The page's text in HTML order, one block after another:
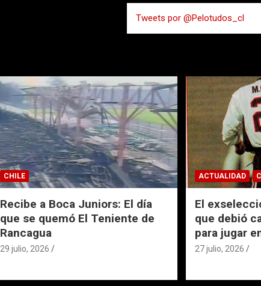
a
r
Tweets por @Pelotudos_cl
CHILE
Recibe a Boca Juniors: El día
que se quemó El Teniente de
Rancagua
29 julio, 2026
ACTUALIDAD
El
que debió
para jugar
27 julio, 2026